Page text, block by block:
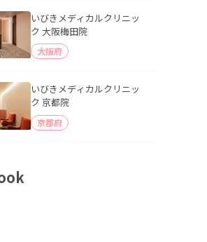
いびきメディカルクリニッ
ク 大阪梅田院
大阪府
いびきメディカルクリニッ
ク 京都院
京都府